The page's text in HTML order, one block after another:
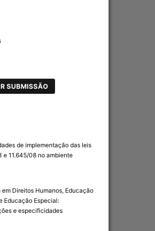
SUBMISSÃO
de implementação das leis
e 11.645/08 no ambiente
em Direitos Humanos, Educação
Educação Especial:
e especificidades